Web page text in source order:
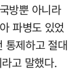
방뿐 아니라
파병도 있었
통제하고 절대
고 말했다.